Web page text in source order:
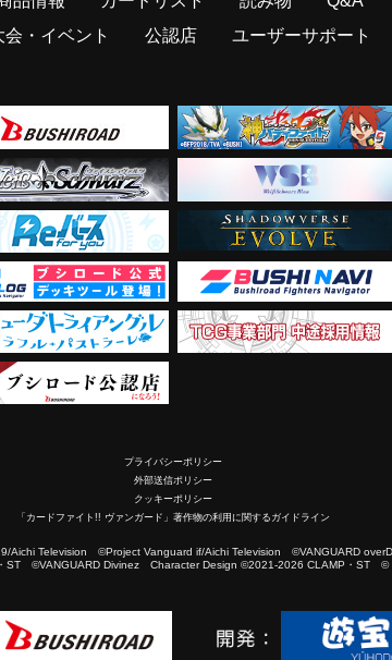
会・イベント 公認店 ユーザーサポート
プライバシーポリシー
外部送信ポリシー
クッキーポリシー
「カードファイト!! ヴァンガード」著作物の利用に関するガイドライン
Television ©Project Vanguard if/Aichi Television ©VANGUARD
©VANGUARD Divinez Character Design ©2021-2026 CLAMP・ST ©